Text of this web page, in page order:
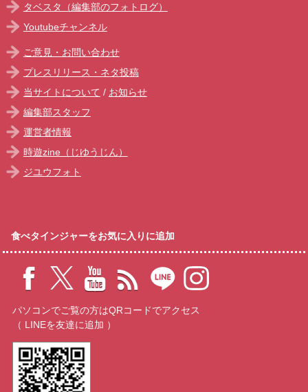
タベスタ（編集部のフォトログ）
Youtubeチャンネル
ご意見・お問い合わせ
プレスリリース・ネタ投稿
当サイトについて / お知らせ
編集部スタッフ
運営者情報
時遊zine（じゆうじん）
ジユウフォト
食べタインジャーをお気に入りに追加
パソコンでご覧の方はQRコードでアクセス
（ LINEを友達に追加 ）